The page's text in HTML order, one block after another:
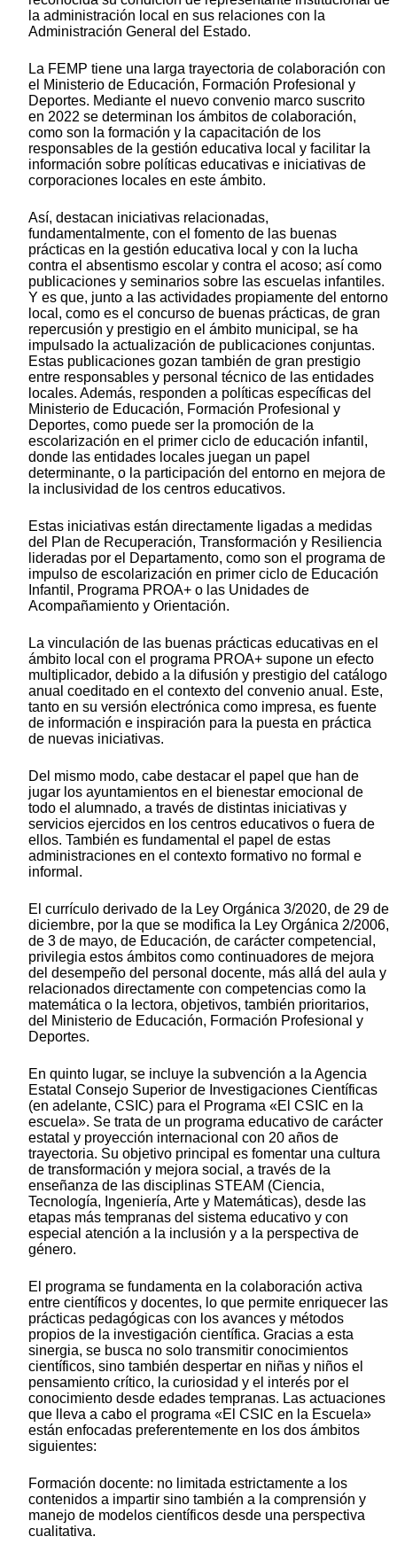
la administración local en sus relaciones con la
Administración General del Estado.
La FEMP tiene una larga trayectoria de colaboración con
el Ministerio de Educación, Formación Profesional y
Deportes. Mediante el nuevo convenio marco suscrito
en 2022 se determinan los ámbitos de colaboración,
como son la formación y la capacitación de los
responsables de la gestión educativa local y facilitar la
información sobre políticas educativas e iniciativas de
corporaciones locales en este ámbito.
Así, destacan iniciativas relacionadas,
fundamentalmente, con el fomento de las buenas
prácticas en la gestión educativa local y con la lucha
contra el absentismo escolar y contra el acoso; así como
publicaciones y seminarios sobre las escuelas infantiles.
Y es que, junto a las actividades propiamente del entorno
local, como es el concurso de buenas prácticas, de gran
repercusión y prestigio en el ámbito municipal, se ha
impulsado la actualización de publicaciones conjuntas.
Estas publicaciones gozan también de gran prestigio
entre responsables y personal técnico de las entidades
locales. Además, responden a políticas específicas del
Ministerio de Educación, Formación Profesional y
Deportes, como puede ser la promoción de la
escolarización en el primer ciclo de educación infantil,
donde las entidades locales juegan un papel
determinante, o la participación del entorno en mejora de
la inclusividad de los centros educativos.
Estas iniciativas están directamente ligadas a medidas
del Plan de Recuperación, Transformación y Resiliencia
lideradas por el Departamento, como son el programa de
impulso de escolarización en primer ciclo de Educación
Infantil, Programa PROA+ o las Unidades de
Acompañamiento y Orientación.
La vinculación de las buenas prácticas educativas en el
ámbito local con el programa PROA+ supone un efecto
multiplicador, debido a la difusión y prestigio del catálogo
anual coeditado en el contexto del convenio anual. Este,
tanto en su versión electrónica como impresa, es fuente
de información e inspiración para la puesta en práctica
de nuevas iniciativas.
Del mismo modo, cabe destacar el papel que han de
jugar los ayuntamientos en el bienestar emocional de
todo el alumnado, a través de distintas iniciativas y
servicios ejercidos en los centros educativos o fuera de
ellos. También es fundamental el papel de estas
administraciones en el contexto formativo no formal e
informal.
El currículo derivado de la Ley Orgánica 3/2020, de 29 de
diciembre, por la que se modifica la Ley Orgánica 2/2006,
de 3 de mayo, de Educación, de carácter competencial,
privilegia estos ámbitos como continuadores de mejora
del desempeño del personal docente, más allá del aula y
relacionados directamente con competencias como la
matemática o la lectora, objetivos, también prioritarios,
del Ministerio de Educación, Formación Profesional y
Deportes.
En quinto lugar, se incluye la subvención a la Agencia
Estatal Consejo Superior de Investigaciones Científicas
(en adelante, CSIC) para el Programa «El CSIC en la
escuela». Se trata de un programa educativo de carácter
estatal y proyección internacional con 20 años de
trayectoria. Su objetivo principal es fomentar una cultura
de transformación y mejora social, a través de la
enseñanza de las disciplinas STEAM (Ciencia,
Tecnología, Ingeniería, Arte y Matemáticas), desde las
etapas más tempranas del sistema educativo y con
especial atención a la inclusión y a la perspectiva de
género.
El programa se fundamenta en la colaboración activa
entre científicos y docentes, lo que permite enriquecer las
prácticas pedagógicas con los avances y métodos
propios de la investigación científica. Gracias a esta
sinergia, se busca no solo transmitir conocimientos
científicos, sino también despertar en niñas y niños el
pensamiento crítico, la curiosidad y el interés por el
conocimiento desde edades tempranas. Las actuaciones
que lleva a cabo el programa «El CSIC en la Escuela»
están enfocadas preferentemente en los dos ámbitos
siguientes:
Formación docente: no limitada estrictamente a los
contenidos a impartir sino también a la comprensión y
manejo de modelos científicos desde una perspectiva
cualitativa.